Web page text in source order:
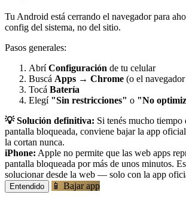
Tu Android está cerrando el navegador para
config del sistema, no del sitio.
Pasos generales:
AbríConfiguración de tu celular
Buscá Apps → Chrome (o el
Tocá Batería
Elegí "Sin restricciones" o "No
💡 Solución definitiva: Si tenés mucho tiempo
pantalla bloqueada, conviene bajar la app
la cortan nunca.
iPhone: Apple no permite que las web apps
pantalla bloqueada por más de unos minutos.
solucionar desde la web — solo con la app
Entendido 📱 Bajar app